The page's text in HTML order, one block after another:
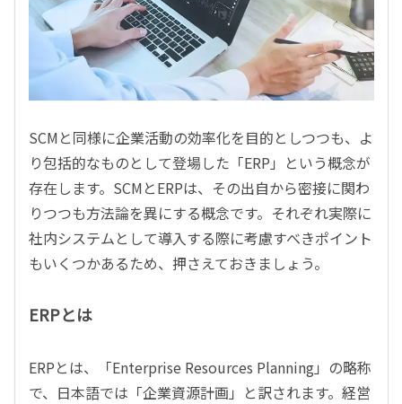
SCMと同様に企業活動の効率化を目的としつつも、よ
り包括的なものとして登場した「ERP」という概念が
存在します。SCMとERPは、その出自から密接に関わ
りつつも方法論を異にする概念です。それぞれ実際に
社内システムとして導入する際に考慮すべきポイント
もいくつかあるため、押さえておきましょう。
ERPとは
ERPとは、「Enterprise Resources Planning」の略称
で、日本語では「企業資源計画」と訳されます。経営